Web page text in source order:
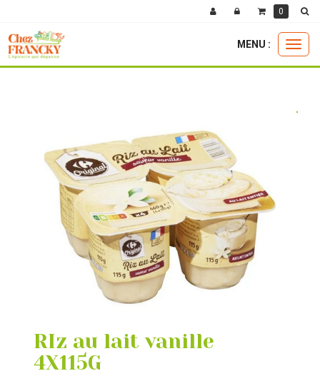
MENU :
la boutique
RIz au lait vanille
4X115G
0